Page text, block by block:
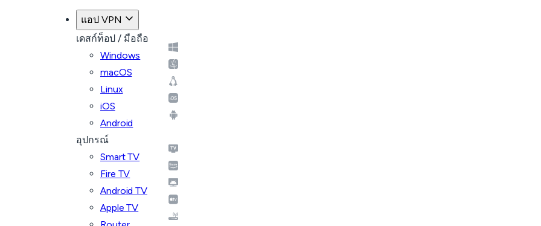
แอป VPN
เดสก์ท็อป / มือถือ
Windows
macOS
Linux
iOS
Android
อุปกรณ์
Smart TV
Fire TV
Android TV
Apple TV